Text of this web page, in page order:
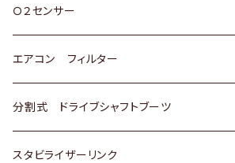
スバル
三菱
スバル
ダイハツ
マツダ
三菱
スバル
ダイハツ
三菱
スバル
ホンダ
スズキ
日産
いすゞ
Ｏ２センサー
トヨタ
ホンダ
スズキ
エアコン フィルター
トヨタ
ホンダ
分割式 ドライブシャフトブーツ
トヨタ
スタビライザーリンク